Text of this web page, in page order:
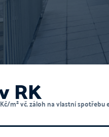
RK
m² vč. záloh na vlastní spotřebu